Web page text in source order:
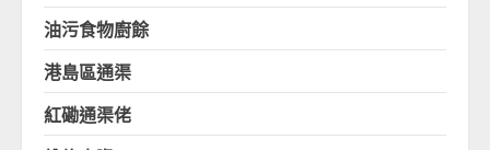
油污食物廚餘
港島區通渠
紅磡通渠佬